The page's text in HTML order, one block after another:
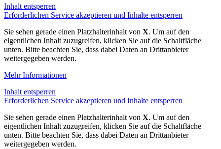
Inhalt entsperren
Erforderlichen Service akzeptieren und Inhalte entsperren
Sie sehen gerade einen Platzhalterinhalt von X. Um auf den
eigentlichen Inhalt zuzugreifen, klicken Sie auf die Schaltfläche
unten. Bitte beachten Sie, dass dabei Daten an Drittanbieter
weitergegeben werden.
Mehr Informationen
Inhalt entsperren
Erforderlichen Service akzeptieren und Inhalte entsperren
Sie sehen gerade einen Platzhalterinhalt von X. Um auf den
eigentlichen Inhalt zuzugreifen, klicken Sie auf die Schaltfläche
unten. Bitte beachten Sie, dass dabei Daten an Drittanbieter
weitergegeben werden.